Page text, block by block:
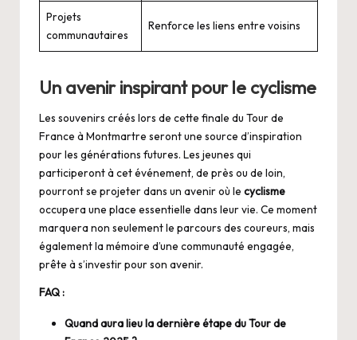
Projets
communautaires
Renforce les liens entre voisins
Un avenir inspirant pour le cyclisme
Les souvenirs créés lors de cette finale du Tour de
France à Montmartre seront une source d’inspiration
pour les générations futures. Les jeunes qui
participeront à cet événement, de près ou de loin,
pourront se projeter dans un avenir où le cyclisme
occupera une place essentielle dans leur vie. Ce moment
marquera non seulement le parcours des coureurs, mais
également la mémoire d’une communauté engagée,
prête à s’investir pour son avenir.
FAQ :
Quand aura lieu la dernière étape du Tour de